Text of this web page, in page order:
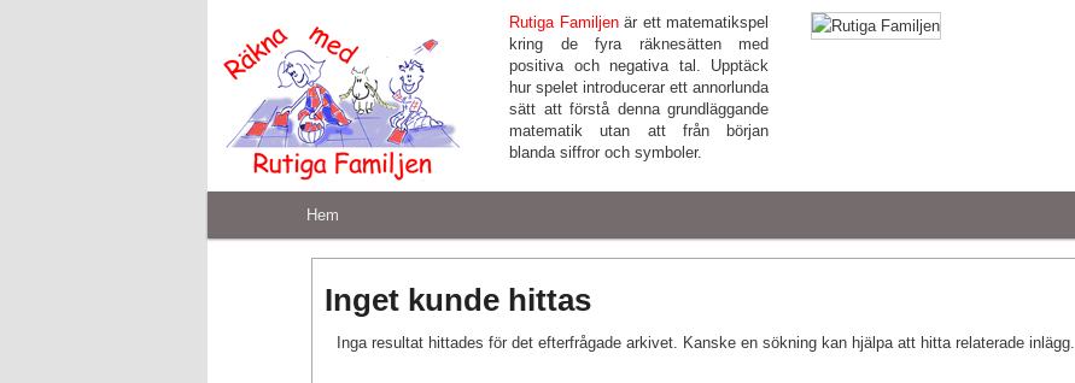
Rutiga Familjenär ett matematikspel
kring de fyra räknesätten med
positiva och negativa tal. Upptäck
hur spelet introducerar ett annorlunda
sätt att förstå denna grundläggande
matematik utan att från början
blanda siffror och symboler.
Hoppa till huvudinnehåll
Hoppa till sekundärt innehåll
Hem
Inget kunde hittas
Inga resultat hittades för det efterfrågade arkivet. Kanske en sökning kan hjälpa att hitta relaterade inlägg.